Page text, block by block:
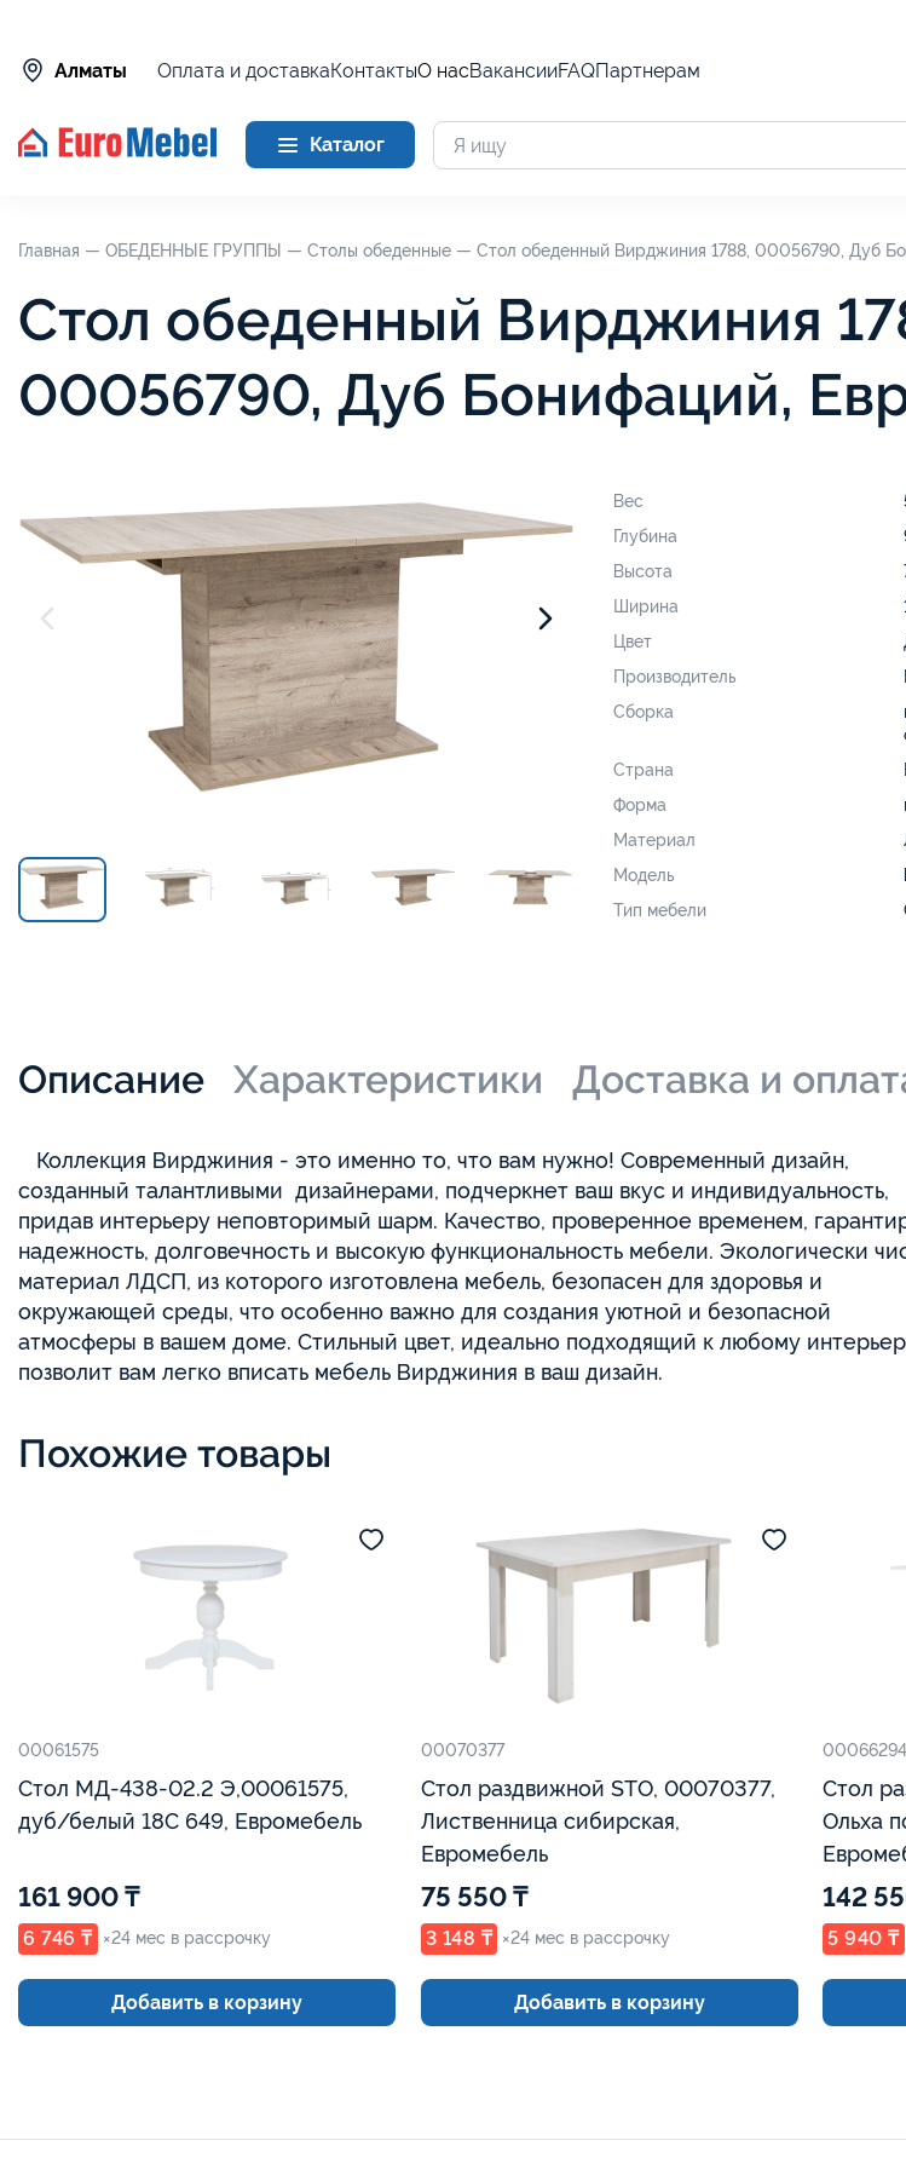
Алматы Оплата и доставкаКонтактыО насВакансииFAQПартнерам
Каталог
Главная — ОБЕДЕННЫЕ ГРУППЫ — Столы обеденные — Стол обеденный Вирджиния 1788, 00056790, Дуб
Стол обеденный Вирджиния
00056790, Дуб Бонифаций,
Вес
Глубина
Высота
Ширина
Цвет
Производитель
Сборка
Страна
Форма
Материал
Модель
Тип мебели
Описание Характеристики Доставка и
Коллекция Вирджиния - это именно то, что вам нужно! Современный дизайн,
созданный талантливыми дизайнерами, подчеркнет ваш вкус и индивидуальность,
придав интерьеру неповторимый шарм. Качество, проверенное временем,
надежность, долговечность и высокую функциональность мебели. Экологически
материал ЛДСП, из которого изготовлена мебель, безопасен для здоровья и
окружающей среды, что особенно важно для создания уютной и безопасной
атмосферы в вашем доме. Стильный цвет, идеально подходящий к любому
позволит вам легко вписать мебель Вирджиния в ваш дизайн.
Похожие товары
00061575
Стол МД-438-02.2 Э,00061575,
дуб/белый 18С 649, Евромебель
161 900 ₸
6 746 ₸ ×24 мес в рассрочку
Добавить в корзину
00070377
Стол раздвижной STO, 00070377,
Лиственница сибирская,
Евромебель
75 550 ₸
3 148 ₸ ×24 мес в рассрочку
Добавить в корзину
00066294
Стол
Ольха
142
5 940 ₸